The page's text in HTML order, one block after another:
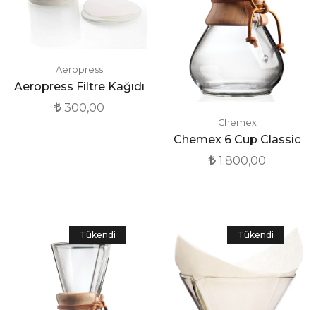
Aeropress
Aeropress Filtre Kağıdı
300,00
Chemex
Chemex 6 Cup Classic
1.800,00
Tükendi Tükendi